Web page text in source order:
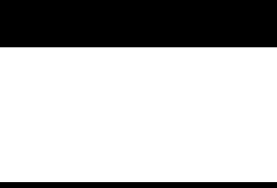
uniknięcia